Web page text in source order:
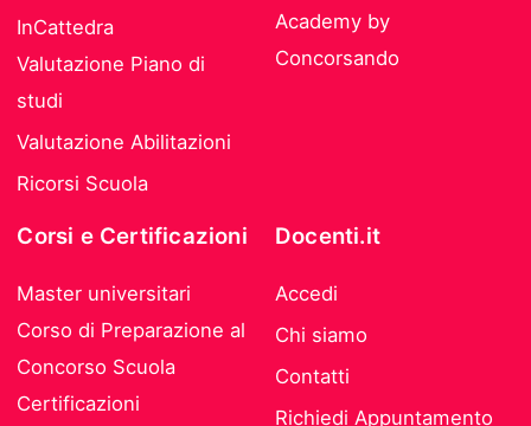
InCattedra
Valutazione Piano di
studi
Valutazione Abilitazioni
Ricorsi Scuola
Academy by
Concorsando
Corsi e Certificazioni
Master universitari
Corso di Preparazione al
Concorso Scuola
Certificazioni
Docenti.it
Accedi
Chi siamo
Contatti
Richiedi Appuntamento